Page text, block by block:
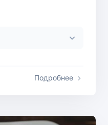
Подробнее